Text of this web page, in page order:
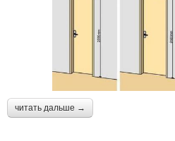
читать дальше →